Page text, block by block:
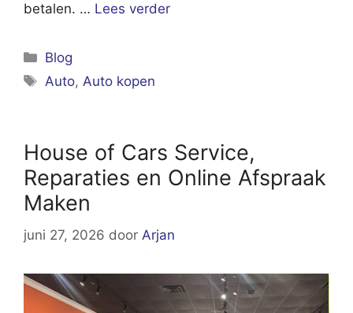
betalen. … Lees verder
Categorieën
Blog
Tags
Auto,Auto kopen
House of Cars Service,
Reparaties en Online Afspraak
Maken
juni 27, 2026 door Arjan